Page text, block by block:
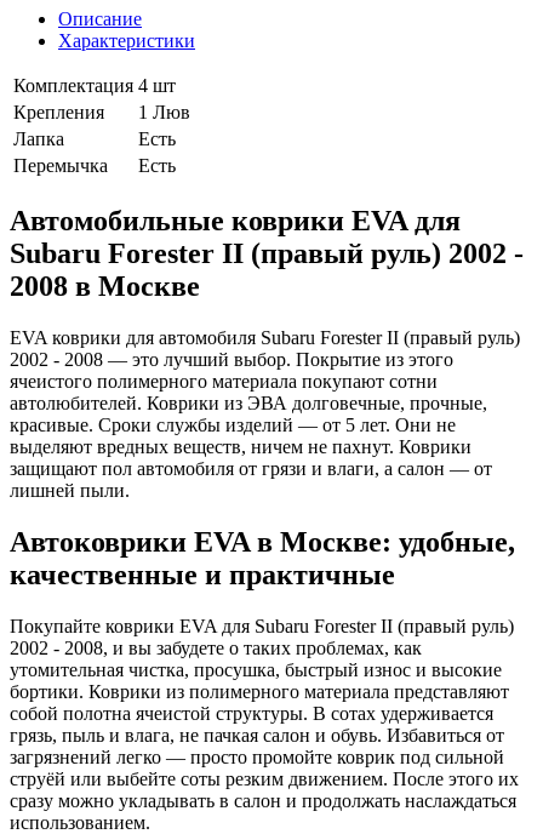
Описание
Характеристики
Комплектация 4 шт
Крепления
1 Люв
Лапка
Есть
Перемычка
Есть
Автомобильные коврики EVA для
Subaru Forester II (правый руль) 2002 -
2008 в Москве
EVA коврики для автомобиля Subaru Forester II (правый руль)
2002 - 2008 — это лучший выбор. Покрытие из этого
ячеистого полимерного материала покупают сотни
автолюбителей. Коврики из ЭВА долговечные, прочные,
красивые. Сроки службы изделий — от 5 лет. Они не
выделяют вредных веществ, ничем не пахнут. Коврики
защищают пол автомобиля от грязи и влаги, а салон — от
лишней пыли.
Автоковрики EVA в Москве: удобные,
качественные и практичные
Покупайте коврики EVA для Subaru Forester II (правый руль)
2002 - 2008, и вы забудете о таких проблемах, как
утомительная чистка, просушка, быстрый износ и высокие
бортики. Коврики из полимерного материала представляют
собой полотна ячеистой структуры. В сотах удерживается
грязь, пыль и влага, не пачкая салон и обувь. Избавиться от
загрязнений легко — просто промойте коврик под сильной
струёй или выбейте соты резким движением. После этого их
сразу можно укладывать в салон и продолжать наслаждаться
использованием.